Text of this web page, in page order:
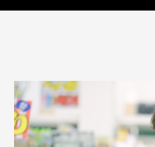
ジできるのが特徴です。
（人事部 採用担当 谷口・